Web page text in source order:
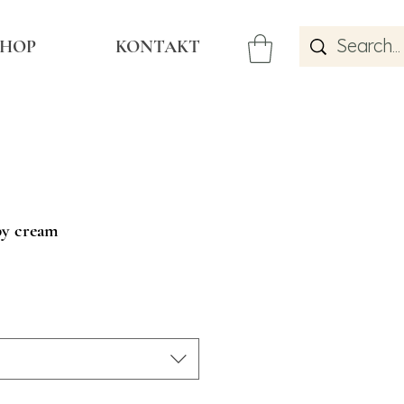
KONTAKT
cream